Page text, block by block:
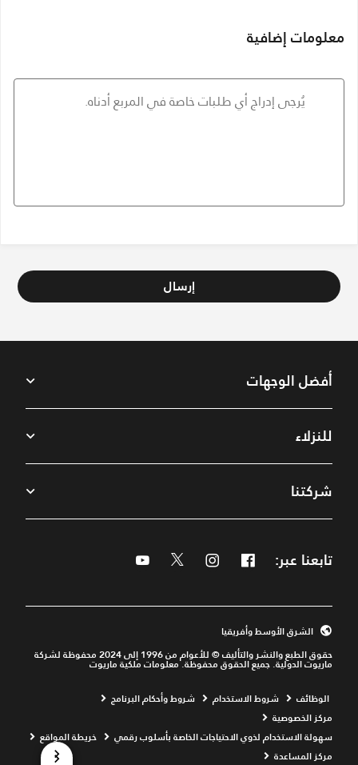
معلومات إضافية
إرسال
أفضل الوجهات
للنزلاء
شركتنا
تابعنا عبر: Facebook
Instagram
Twitter
حقوق الطبع والنشر والتأليف © للأعوام من 1996 إلى 2024 محفوظة لشركة
ماريوت الدولية. جميع الحقوق محفوظة. معلومات ملكية ماريوت
الشرق الأوسط وأفريقيا
الوظائف Opens a new window
شروط الاستخدام Opens a new window
شروط وأحكام البرنامج
مركز الخصوصية
سهولة الاستخدام لذوي الاحتياجات الخاصة بأسلوب رقمي a new window
خريطة المواقع
Opens a new window
مركز المساعدة